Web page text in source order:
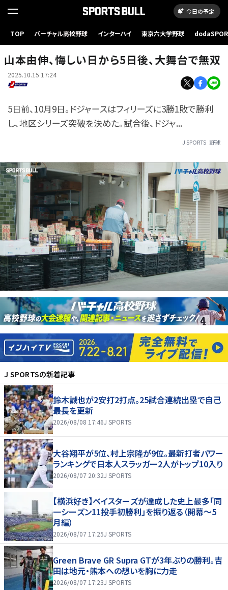
今日の予定
TOP バーチャル高校野球 インターハイ 東京六大学野球
山本由伸、悔しい日から5日後、大舞台で無双
2025.10.15 17:24
5日前、10月9日。ドジャースはフィリーズに3勝1敗で勝利
し、地区シリーズ突破を決めた。試合後、ドジャ...
J SPORTS 野球
J SPORTSの新着記事
鈴木誠也が2安打2打点。25試合連続出塁で自己
最長を更新
2026/08/08 17:46J SPORTS
大谷翔平が5位、村上宗隆が9位。最新打者パワー
ランキングで日本人スラッガー2人がトップ10入り
2026/08/07 20:32J SPORTS
【横浜好き】ベイスターズが達成した史上最多「同
一シーズン11投手初勝利」を振り返る（開幕～5
月編）
2026/08/07 17:25J SPORTS
Green Brave GR Supra GTが3年ぶりの勝利。吉
田は地元・熊本への想いを胸に力走
2026/08/07 17:23J SPORTS